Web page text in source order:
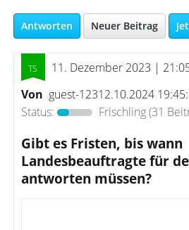
Antworten Neuer Beitrag
11. Dezember 2023 |
Von guest-12312.10.2024
Status:
Frischling(31
Gibt es Fristen, bis wann
Landesbeauftragte für
antworten müssen?